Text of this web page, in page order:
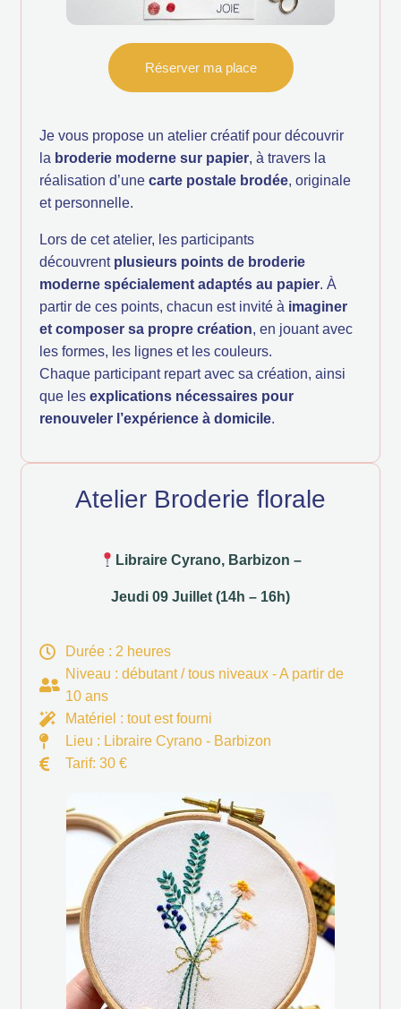
Réserver ma place
Je vous propose un atelier créatif pour découvrir
la broderie moderne sur papier, à travers la
réalisation d’une carte postale brodée, originale
et personnelle.
Lors de cet atelier, les participants
découvrent plusieurs points de broderie
moderne spécialement adaptés au papier. À
partir de ces points, chacun est invité à imaginer
et composer sa propre création, en jouant avec
les formes, les lignes et les couleurs.
Chaque participant repart avec sa création, ainsi
que les explications nécessaires pour
renouveler l’expérience à domicile.
Atelier Broderie florale
Libraire Cyrano, Barbizon –
Jeudi 09 Juillet (14h – 16h)
Durée : 2 heures
Niveau : débutant / tous niveaux - A partir de
10 ans
Matériel : tout est fourni
Lieu : Libraire Cyrano - Barbizon
Tarif: 30 €